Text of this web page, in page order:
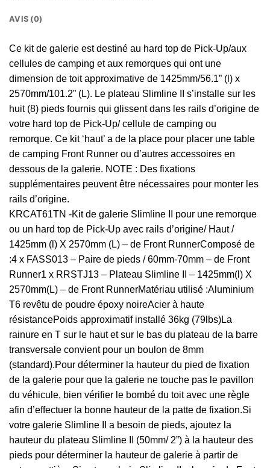
AVIS (0)
Ce kit de galerie est destiné au hard top de Pick-Up/aux
cellules de camping et aux remorques qui ont une
dimension de toit approximative de 1425mm/56.1” (l) x
2570mm/101.2” (L). Le plateau Slimline II s’installe sur les
huit (8) pieds fournis qui glissent dans les rails d’origine de
votre hard top de Pick-Up/ cellule de camping ou
remorque. Ce kit ‘haut’ a de la place pour placer une table
de camping Front Runner ou d’autres accessoires en
dessous de la galerie. NOTE : Des fixations
supplémentaires peuvent être nécessaires pour monter les
rails d’origine.
KRCAT61TN -Kit de galerie Slimline II pour une remorque
ou un hard top de Pick-Up avec rails d’origine/ Haut /
1425mm (l) X 2570mm (L) – de Front RunnerComposé de
:4 x FASS013 – Paire de pieds / 60mm-70mm – de Front
Runner1 x RRSTJ13 – Plateau Slimline II – 1425mm(l) X
2570mm(L) – de Front RunnerMatériau utilisé :Aluminium
T6 revêtu de poudre époxy noireAcier à haute
résistancePoids approximatif installé 36kg (79lbs)La
rainure en T sur le haut et sur le bas du plateau de la barre
transversale convient pour un boulon de 8mm
(standard).Pour déterminer la hauteur du pied de fixation
de la galerie pour que la galerie ne touche pas le pavillon
du véhicule, bien vérifier le bombé du toit avec une règle
afin d’effectuer la bonne hauteur de la patte de fixation.Si
votre galerie Slimline II a besoin de pieds, ajoutez la
hauteur du plateau Slimline II (50mm/ 2”) à la hauteur des
pieds pour déterminer la hauteur de galerie à partir de